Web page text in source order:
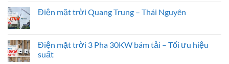
Sân
Bóng
–
Thái
Nguyên
luận
ở
Hồ
Xương
Rồng
Điện mặt trời Quang Trung – Thái Nguyên
luận
ở
Điện
Điện mặt trời 3 Pha 30KW bám tải – Tối ưu hiệu
suất